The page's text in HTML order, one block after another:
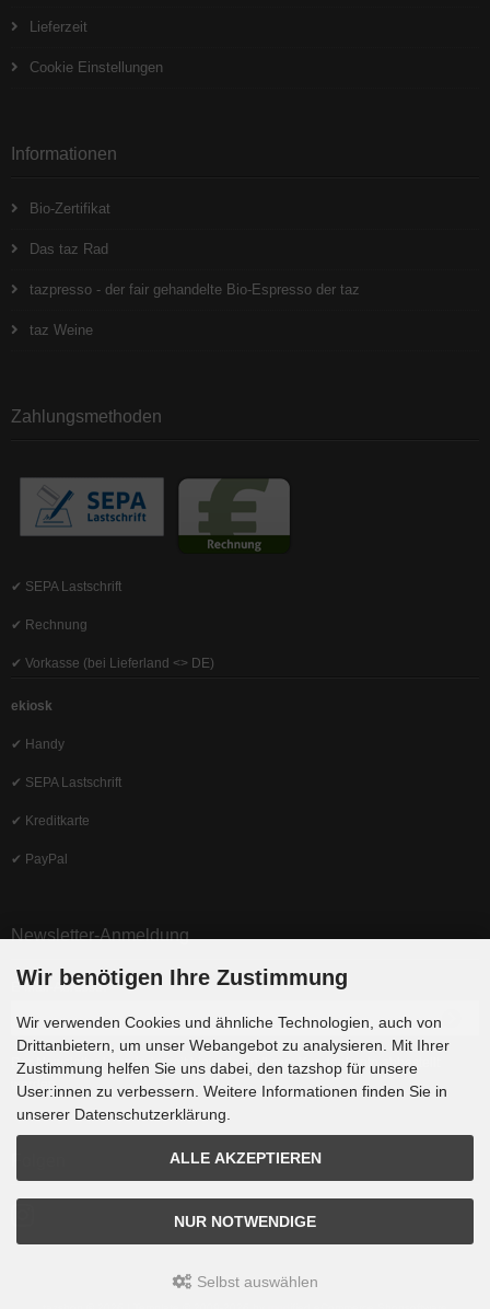
Lieferzeit
Cookie Einstellungen
Informationen
Bio-Zertifikat
Das taz Rad
tazpresso - der fair gehandelte Bio-Espresso der taz
taz Weine
Zahlungsmethoden
✔ SEPA Lastschrift
✔ Rechnung
✔ Vorkasse (bei Lieferland <> DE)
ekiosk
✔ Handy
✔ SEPA Lastschrift
✔ Kreditkarte
✔ PayPal
Newsletter-Anmeldung
E-Mail-Adresse:
Der Newsletter kann jederzeit hier oder in Ihrem Kundenkonto abbestellt
werden.
Wir benötigen Ihre Zustimmung
Wir verwenden Cookies und ähnliche Technologien, auch von
Drittanbietern, um unser Webangebot zu analysieren. Mit Ihrer
Zustimmung helfen Sie uns dabei, den tazshop für unsere
User:innen zu verbessern. Weitere Informationen finden Sie in
unserer Datenschutzerklärung.
ALLE AKZEPTIEREN
NUR NOTWENDIGE
Selbst auswählen